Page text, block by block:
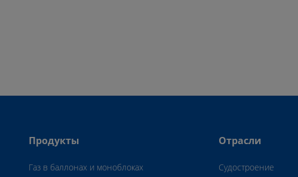
Продукты
Газ в баллонах и моноблоках
Отрасли
Судостроение